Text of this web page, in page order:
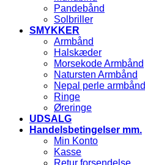
Pandebånd
Solbriller
SMYKKER
Armbånd
Halskæder
Morsekode Armbånd
Natursten Armbånd
Nepal perle armbånd
Ringe
Øreringe
UDSALG
Handelsbetingelser mm.
Min Konto
Kasse